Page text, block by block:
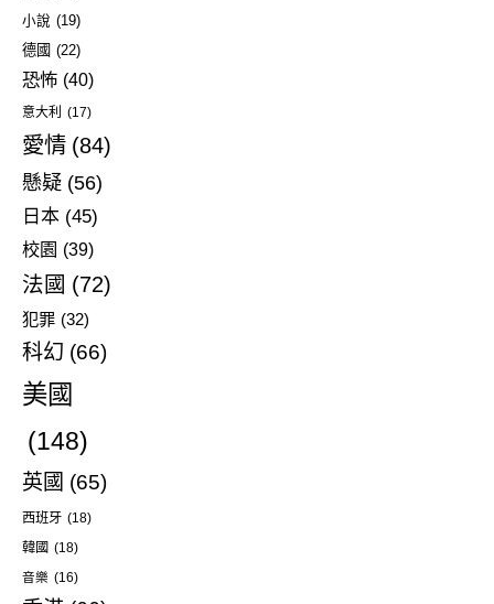
小說 (19)
德國 (22)
恐怖 (40)
意大利 (17)
愛情 (84)
懸疑 (56)
日本 (45)
校園 (39)
法國 (72)
犯罪 (32)
科幻 (66)
美國
(148)
英國 (65)
西班牙 (18)
韓國 (18)
音樂 (16)